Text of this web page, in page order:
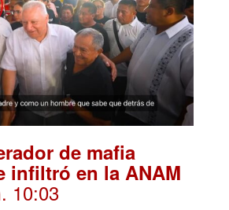
de mafia
infiltró en la ANAM
. 10:03